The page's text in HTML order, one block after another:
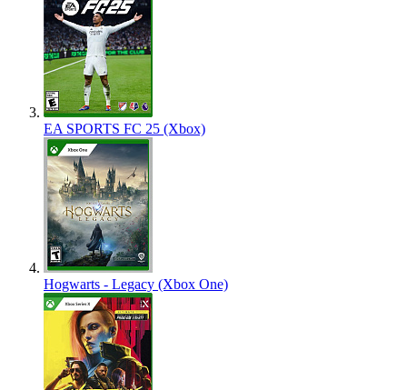
EA SPORTS FC 25 (Xbox)
Hogwarts - Legacy (Xbox One)